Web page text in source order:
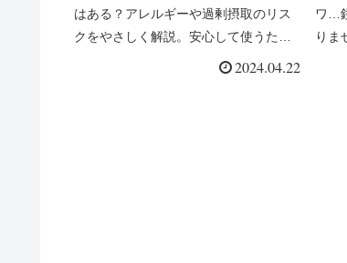
はある？アレルギーや過剰摂取のリス
クをやさしく解説。安心して使うため
の注意点をまとめました。 2024.04.22
説
ワ…
りま
す
法